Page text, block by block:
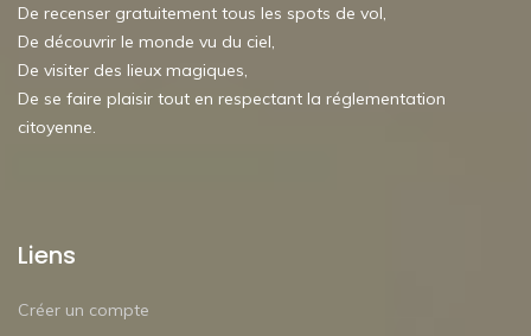
De recenser gratuitement tous les spots de vol,
De découvrir le monde vu du ciel,
De visiter des lieux magiques,
De se faire plaisir tout en respectant la réglementation
citoyenne.
Liens
Créer un compte